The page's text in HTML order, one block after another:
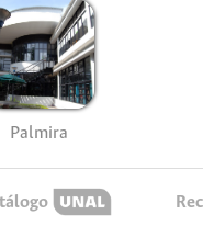
Palmira